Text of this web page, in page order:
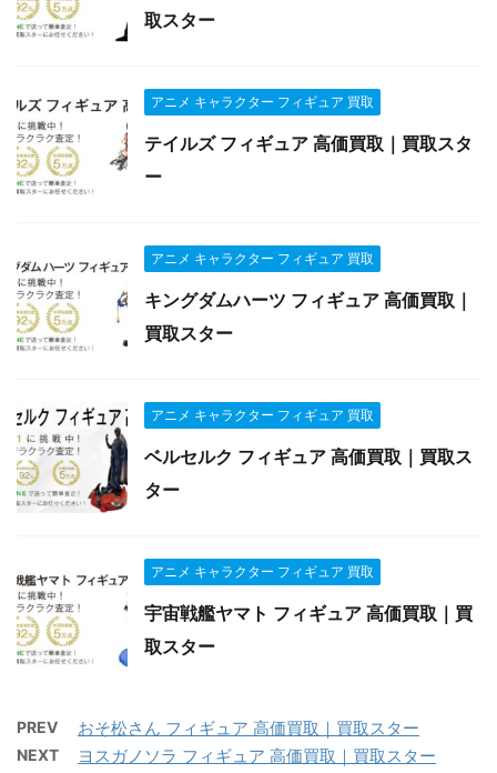
取スター
アニメ キャラクター フィギュア 買取
テイルズ フィギュア 高価買取｜買取スタ
ー
アニメ キャラクター フィギュア 買取
キングダムハーツ フィギュア 高価買取｜
買取スター
アニメ キャラクター フィギュア 買取
ベルセルク フィギュア 高価買取｜買取ス
ター
アニメ キャラクター フィギュア 買取
宇宙戦艦ヤマト フィギュア 高価買取｜買
取スター
PREV おそ松さん フィギュア 高価買取｜買取スター
NEXT ヨスガノソラ フィギュア 高価買取｜買取スター